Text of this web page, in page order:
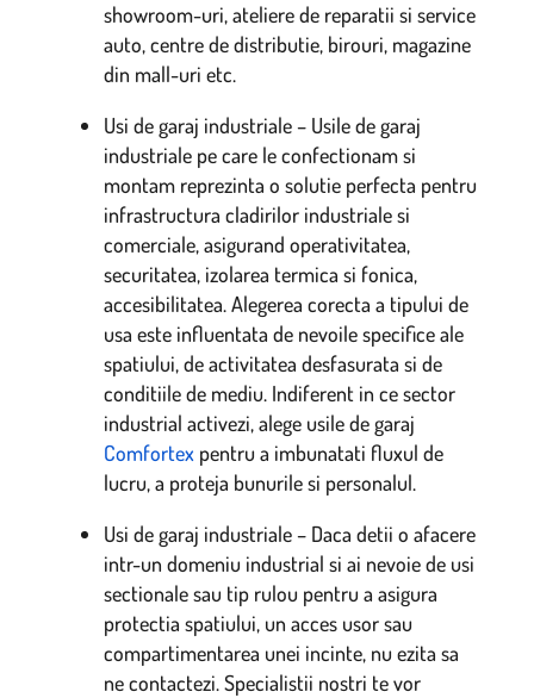
showroom-uri, ateliere de reparatii si service
auto, centre de distributie, birouri, magazine
din mall-uri etc.
Usi de garaj industriale – Usile de garaj
industriale pe care le confectionam si
montam reprezinta o solutie perfecta pentru
infrastructura cladirilor industriale si
comerciale, asigurand operativitatea,
securitatea, izolarea termica si fonica,
accesibilitatea. Alegerea corecta a tipului de
usa este influentata de nevoile specifice ale
spatiului, de activitatea desfasurata si de
conditiile de mediu. Indiferent in ce sector
industrial activezi, alege usile de garaj
Comfortex pentru a imbunatati fluxul de
lucru, a proteja bunurile si personalul.
Usi de garaj industriale – Daca detii o afacere
intr-un domeniu industrial si ai nevoie de usi
sectionale sau tip rulou pentru a asigura
protectia spatiului, un acces usor sau
compartimentarea unei incinte, nu ezita sa
ne contactezi. Specialistii nostri te vor